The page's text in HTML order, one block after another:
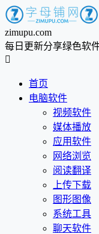
zimupu.com
每日更新分享绿色软

首页
电脑软件
视频软件
媒体播放
应用软件
网络浏览
阅读翻译
上传下载
图形图像
系统工具
聊天软件